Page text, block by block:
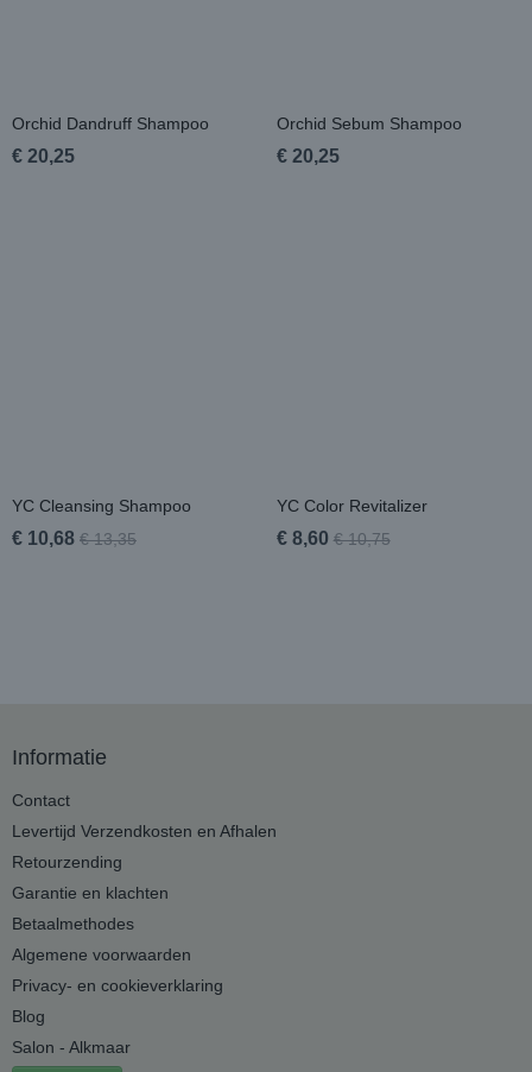
Orchid Dandruff Shampoo
€ 20,25
Orchid Sebum Shampoo
€ 20,25
YC Cleansing Shampoo
€ 10,68 € 13,35
YC Color Revitalizer
€ 8,60 € 10,75
Informatie
Contact
Levertijd Verzendkosten en Afhalen
Retourzending
Garantie en klachten
Betaalmethodes
Algemene voorwaarden
Privacy- en cookieverklaring
Blog
Salon - Alkmaar